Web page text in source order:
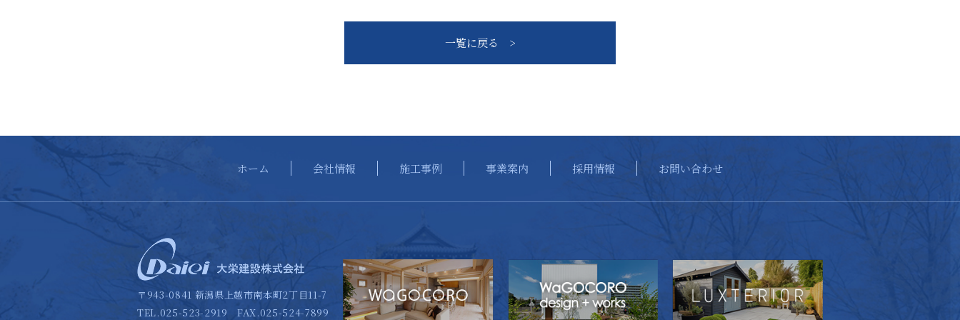
一覧に戻る >
ホーム 会社情報 施工事例 事業案内 採用情報 お問い合わせ
〒943-0841 新潟県上越市南本町2丁目11-7
TEL.025-523-2919 FAX.025-524-7899